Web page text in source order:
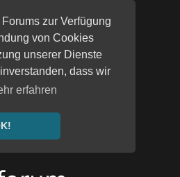
zur Verfügung
von Cookies
unserer Dienste
dass wir
erfahren